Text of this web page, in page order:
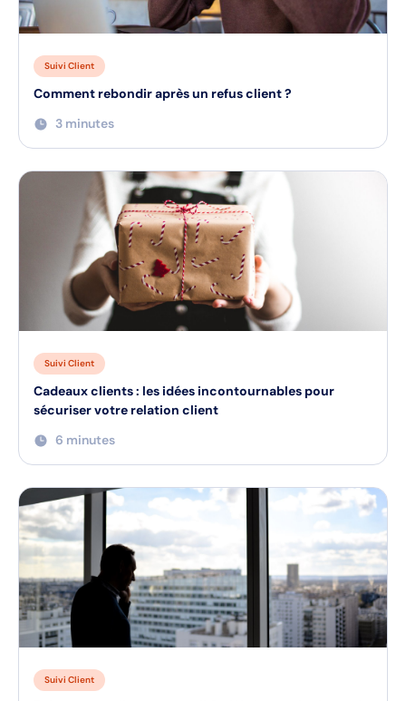
Suivi Client
Comment rebondir après un refus client ?
3 minutes
Suivi Client
Cadeaux clients : les idées incontournables pour
sécuriser votre relation client
6 minutes
Suivi Client